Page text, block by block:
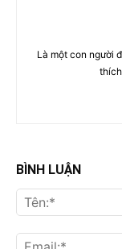
Là một con người
BÌNH LUẬN